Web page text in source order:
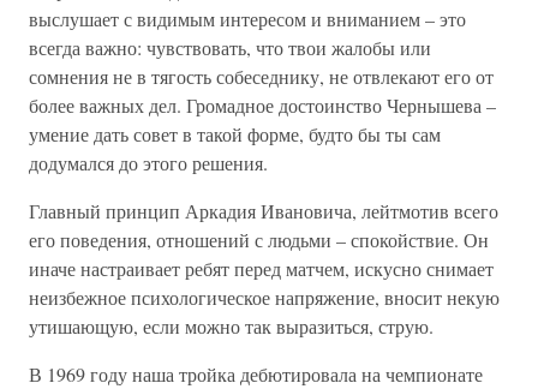
выслушает с видимым интересом и вниманием – это
всегда важно: чувствовать, что твои жалобы или
сомнения не в тягость собеседнику, не отвлекают его от
более важных дел. Громадное достоинство Чернышева –
умение дать совет в такой форме, будто бы ты сам
додумался до этого решения.
Главный принцип Аркадия Ивановича, лейтмотив всего
его поведения, отношений с людьми – спокойствие. Он
иначе настраивает ребят перед матчем, искусно снимает
неизбежное психологическое напряжение, вносит некую
утишающую, если можно так выразиться, струю.
В 1969 году наша тройка дебютировала на чемпионате